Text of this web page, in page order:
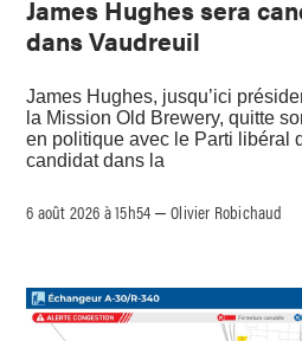
James Hughes sera
dans Vaudreuil
James Hughes, jusqu’ici
la Mission Old Brewery, quitte
en politique avec le Parti libéral
candidat dans la
6 août 2026 à 15h54 –Olivier Robichaud